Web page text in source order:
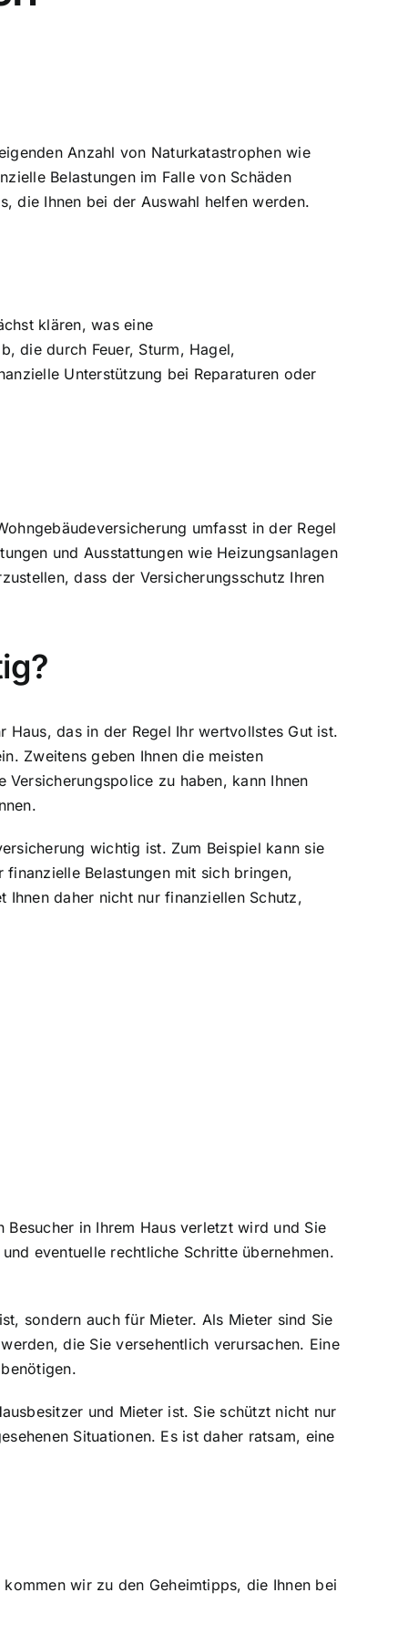
Anzahl von Naturkatastrophen wie
Belastungen im Falle von Schäden
die Ihnen bei der Auswahl helfen werden.
klären, was eine
die durch Feuer, Sturm, Hagel,
Unterstützung bei Reparaturen oder
umfasst in der Regel
und Ausstattungen wie Heizungsanlagen
dass der Versicherungsschutz Ihren
Haus, das in der Regel Ihr wertvollstes Gut ist.
Zweitens geben Ihnen die meisten
zu haben, kann Ihnen
wichtig ist. Zum Beispiel kann sie
Belastungen mit sich bringen,
Ihnen daher nicht nur finanziellen Schutz,
in Ihrem Haus verletzt wird und Sie
eventuelle rechtliche Schritte übernehmen.
sondern auch für Mieter. Als Mieter sind Sie
die Sie versehentlich verursachen. Eine
und Mieter ist. Sie schützt nicht nur
Situationen. Es ist daher ratsam, eine
wir zu den Geheimtipps, die Ihnen bei